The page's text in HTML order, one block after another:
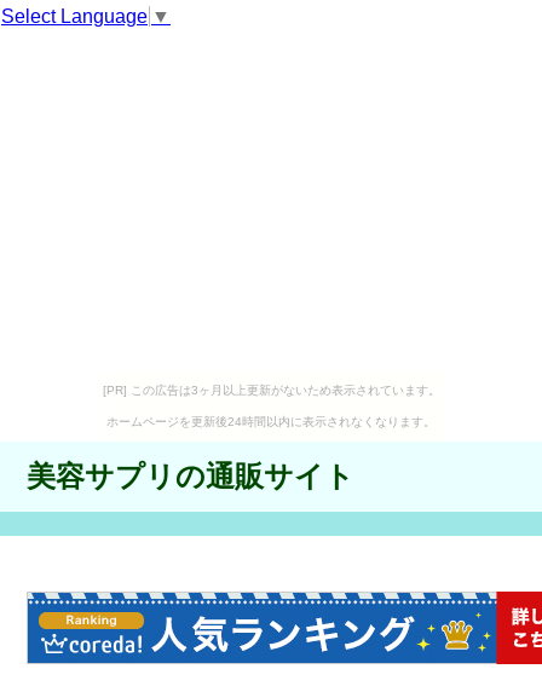
Select Language ▼
[PR] この広告は3ヶ月以上更新がないため表示されています。
ホームページを更新後24時間以内に表示されなくなります。
美容サプリの通販サイト